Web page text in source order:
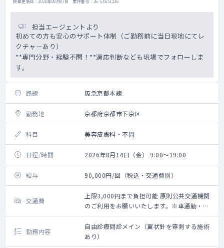
掲載更新日 : 2026年08月07日 案件番号 : 26-SX651236
担当エージェントより
初めての方も安心のサポート体制（ご勤務前に当日現地にてレ
クチャーあり）
**専門分野・経験不問！**適応判断なども現場でフォローしま
す。
路線 阪急京都本線
勤務地 京都府京都市下京区
科目 美容皮膚科・不問
日程/時間 2026年8月14日（金） 9:00～19:00
給与 90,000円/回（税込・交通費別）
交通費
上限3,000円まで負担可能 原則公共交通機関
のご利用をお願いいたします。※車通勤・タ
クシー利用要相談
勤務内容
自由診療問診メイン（翼状針を穿刺する施術
あり）